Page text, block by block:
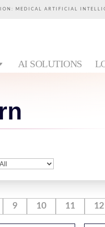
MEDICAL ARTIFICIAL
AI SOLUTIONS
9 10 11 12